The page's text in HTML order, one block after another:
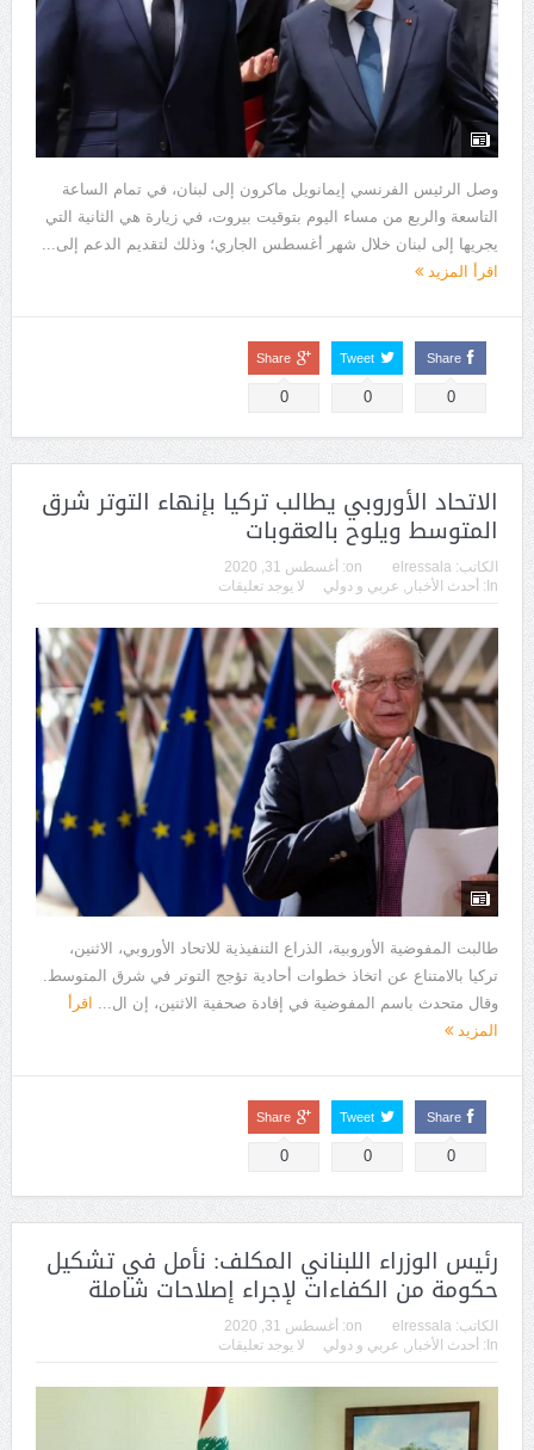
وصل الرئيس الفرنسي إيمانويل ماكرون إلى لبنان، في تمام الساعة
التاسعة والربع من مساء اليوم بتوقيت بيروت، في زيارة هي الثانية التي
يجريها إلى لبنان خلال شهر أغسطس الجاري؛ وذلك لتقديم الدعم إلى...
اقرأ المزيد
Share
0
Tweet
0
Share
0
الاتحاد الأوروبي يطالب تركيا بإنهاء التوتر شرق
المتوسط ويلوح بالعقوبات
الكاتب: elressala
on:
أغسطس 31, 2020
In:
أحدث الأخبار , عربي و دولي لا يوجد تعليقات
طالبت المفوضية الأوروبية، الذراع التنفيذية للاتحاد الأوروبي، الاثنين،
تركيا بالامتناع عن اتخاذ خطوات أحادية تؤجج التوتر في شرق المتوسط.
وقال متحدث باسم المفوضية في إفادة صحفية الاثنين، إن ال...
اقرأ
المزيد
Share
0
Tweet
0
Share
0
رئيس الوزراء اللبناني المكلف: نأمل في تشكيل
حكومة من الكفاءات لإجراء إصلاحات شاملة
الكاتب: elressala
on:
أغسطس 31, 2020
In:
أحدث الأخبار , عربي و دولي لا يوجد تعليقات